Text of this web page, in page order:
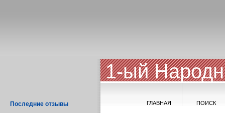
Последние отзывы
1-ый
ГЛАВНАЯ ПОИСК